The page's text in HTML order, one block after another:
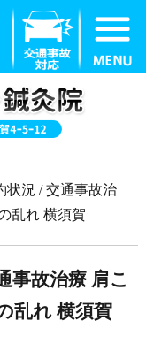
状況 / 交通事故治
乱れ 横須賀
事故治療 肩こ
乱れ 横須賀